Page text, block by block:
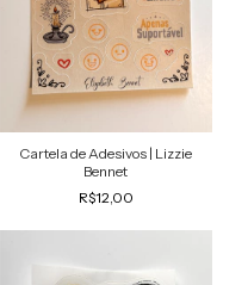
Cartela de Adesivos | Lizzie
Bennet
R$12,00